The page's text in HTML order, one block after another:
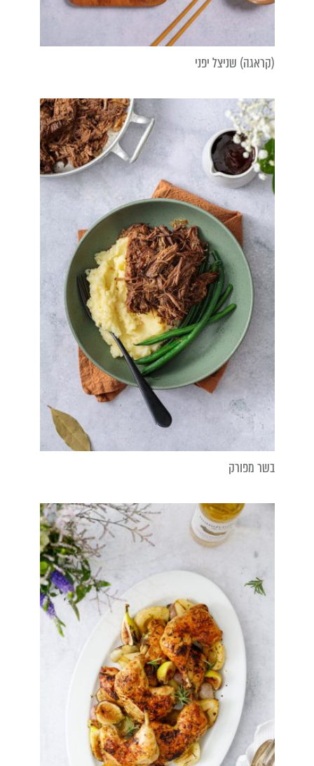
(קראגה) שניצל יפני
בשר מפורק